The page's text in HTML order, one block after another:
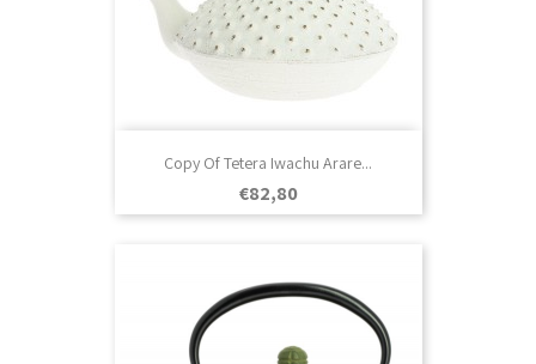
Copy Of Tetera Iwachu Arare...
Prezo
€82,80